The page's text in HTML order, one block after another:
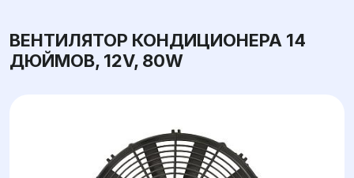
ВЕНТИЛЯТОР КОНДИЦИОНЕРА 14
ДЮЙМОВ, 12V, 80W